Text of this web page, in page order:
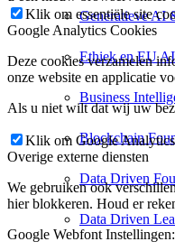
Generatieve AI
Ethiek en EU
Business
Blockchain
Data Driven
Data Driven
Klik om essentiële site
Google Analytics Cookies
Deze cookies verzamelen
onze website en applicatie
Als u niet wilt dat wij uw
Klik om Google
Overige externe diensten
We gebruiken ook
hier blokkeren. Houd er
Google Webfont Instellingen: